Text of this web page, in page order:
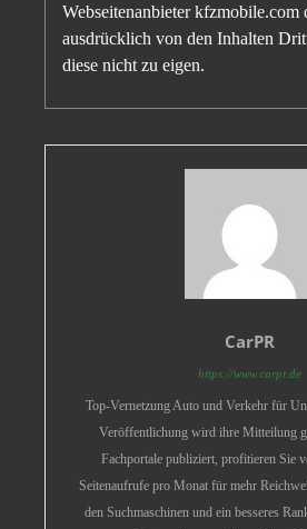
Webseitenanbieter kfzmobile.com
ausdrücklich von den Inhalten
diese nicht zu eigen.
CarPR
https://www.carpr.de
Top-Vernetzung Auto und Verkehr für
Veröffentlichung wird ihre Mitteilung
Fachportale publiziert, profitieren Sie
Seitenaufrufe pro Monat für mehr
den Suchmaschinen und ein besseres